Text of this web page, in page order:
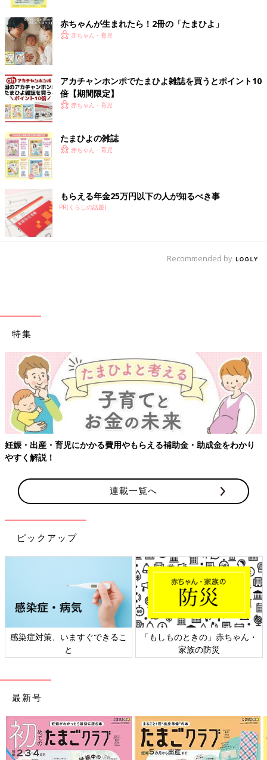
赤ちゃんが生まれたら！2冊の「たまひよ」
赤ちゃん・育児
アカチャンホンポでたまひよ雑誌を買うとポイント10
倍【期間限定】
赤ちゃん・育児
たまひよの雑誌
赤ちゃん・育児
もらえる年金25万円以下の人が知るべき事
PR(くらしの話題)
Recommended by
特集
妊娠・出産・育児にかかる費用やもらえる補助金・助成金をわかり
やすく解説！
連載一覧へ
ピックアップ
感染症対策、いますぐできるこ
と
「もしものときの」赤ちゃん・
家族の防災
最新号